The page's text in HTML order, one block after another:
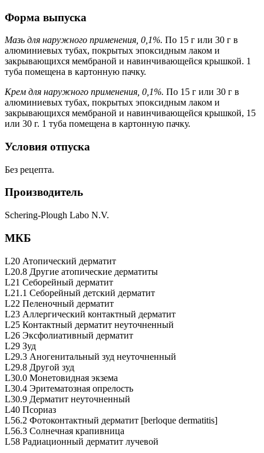
Форма выпуска
Мазь для наружного применения, 0,1%. По 15 г или 30 г в
алюминиевых тубах, покрытых эпоксидным лаком и
закрывающихся мембраной и навинчивающейся крышкой. 1
туба помещена в картонную пачку.
Крем для наружного применения, 0,1%. По 15 г или 30 г в
алюминиевых тубах, покрытых эпоксидным лаком и
закрывающихся мембраной и навинчивающейся крышкой, 15
или 30 г. 1 туба помещена в картонную пачку.
Условия отпуска
Без рецепта.
Производитель
Schering-Plough Labo N.V.
МКБ
L20 Атопический дерматит
L20.8 Другие атопические дерматиты
L21 Себорейный дерматит
L21.1 Себорейный детский дерматит
L22 Пеленочный дерматит
L23 Аллергический контактный дерматит
L25 Контактный дерматит неуточненный
L26 Эксфолиативный дерматит
L29 Зуд
L29.3 Аногенитальный зуд неуточненный
L29.8 Другой зуд
L30.0 Монетовидная экзема
L30.4 Эритематозная опрелость
L30.9 Дерматит неуточненный
L40 Псориаз
L56.2 Фотоконтактный дерматит [berloque dermatitis]
L56.3 Солнечная крапивница
L58 Радиационный дерматит лучевой